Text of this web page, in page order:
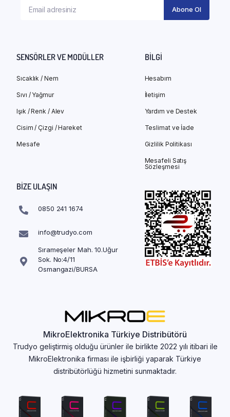
SENSÖRLER VE MODÜLLER
Sıcaklık / Nem
Sıvı / Yağmur
Işık / Renk / Alev
Cisim / Çizgi / Hareket
Mesafe
BILGI
Hesabım
İletişim
Yardım ve Destek
Teslimat ve İade
Gizlilik Politikası
Mesafeli Satış
Sözleşmesi
BIZE ULAŞIN
0850 241 1674
info@trudyo.com
Sırameşeler Mah. 10.Uğur
Sok. No:4/11
Osmangazi/BURSA
MikroElektronika Türkiye Distribütörü
Trudyo geliştirmiş olduğu ürünler ile birlikte 2022 yılı itibari ile
MikroElektronika firması ile işbirliği yaparak Türkiye
distribütörlüğü hizmetini sunmaktadır.